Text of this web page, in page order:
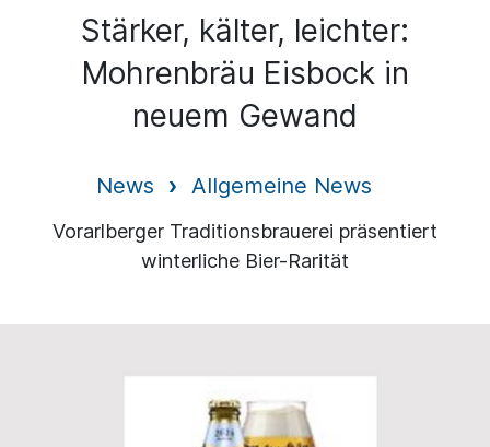
Stärker, kälter, leichter:
Mohrenbräu Eisbock in
neuem Gewand
News Allgemeine News
Vorarlberger Traditionsbrauerei präsentiert
winterliche Bier-Rarität